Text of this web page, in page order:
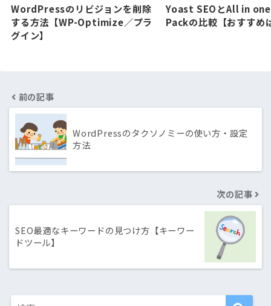
WordPressのリビジョンを削除
する方法【WP-Optimize／プラ
グイン】
Yoast SEOとAll in
Packの比較【おすすめ
前の記事
WordPressのタクソノミーの使い方・設定
方法
次の記事
SEO最適なキーワードの見つけ方【キーワー
ドツール】